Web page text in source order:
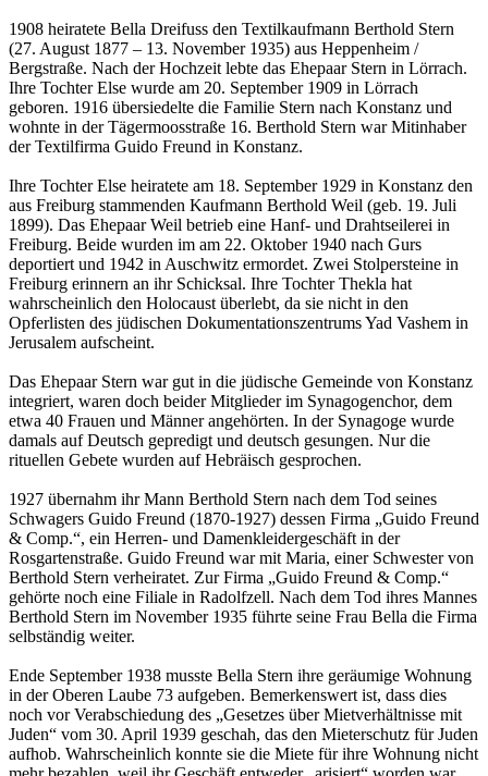
1908 heiratete Bella Dreifuss den Textilkaufmann Berthold Stern
(27. August 1877 – 13. November 1935) aus Heppenheim /
Bergstraße. Nach der Hochzeit lebte das Ehepaar Stern in Lörrach.
Ihre Tochter Else wurde am 20. September 1909 in Lörrach
geboren. 1916 übersiedelte die Familie Stern nach Konstanz und
wohnte in der Tägermoosstraße 16. Berthold Stern war Mitinhaber
der Textilfirma Guido Freund in Konstanz.
Ihre Tochter Else heiratete am 18. September 1929 in Konstanz den
aus Freiburg stammenden Kaufmann Berthold Weil (geb. 19. Juli
1899). Das Ehepaar Weil betrieb eine Hanf- und Drahtseilerei in
Freiburg. Beide wurden im am 22. Oktober 1940 nach Gurs
deportiert und 1942 in Auschwitz ermordet. Zwei Stolpersteine in
Freiburg erinnern an ihr Schicksal. Ihre Tochter Thekla hat
wahrscheinlich den Holocaust überlebt, da sie nicht in den
Opferlisten des jüdischen Dokumen­tationszentrums Yad Vashem in
Jerusalem aufscheint.
Das Ehepaar Stern war gut in die jüdische Gemeinde von Konstanz
integriert, waren doch beider Mitglieder im Syna­gogen­chor, dem
etwa 40 Frauen und Männer angehörten. In der Synagoge wurde
damals auf Deutsch gepredigt und deutsch gesungen. Nur die
rituellen Gebete wurden auf Hebräisch gesprochen.
1927 übernahm ihr Mann Berthold Stern nach dem Tod seines
Schwagers Guido Freund (1870-1927) dessen Firma „Guido Freund
& Comp.“, ein Herren- und Damenkleidergeschäft in der
Rosgartenstraße. Guido Freund war mit Maria, einer Schwester von
Berthold Stern verheiratet. Zur Firma „Guido Freund & Comp.“
gehörte noch eine Filiale in Radolfzell. Nach dem Tod ihres Mannes
Berthold Stern im November 1935 führte seine Frau Bella die Firma
selbständig weiter.
Ende September 1938 musste Bella Stern ihre geräumige Wohnung
in der Oberen Laube 73 aufgeben. Bemerkenswert ist, dass dies
noch vor Verabschiedung des „Gesetzes über Mietverhältnisse mit
Juden“ vom 30. April 1939 geschah, das den Mieterschutz für Juden
aufhob. Wahrscheinlich konnte sie die Miete für ihre Wohnung nicht